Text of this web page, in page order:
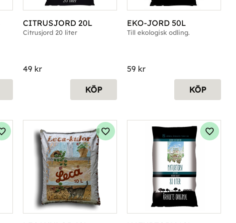
CITRUSJORD 20L
Citrusjord 20 liter
49 kr
KÖP
EKO-JORD 50L
Till ekologisk odling.
59 kr
KÖP
Lägg till i favoriter Lägg till i favoriter Lägg